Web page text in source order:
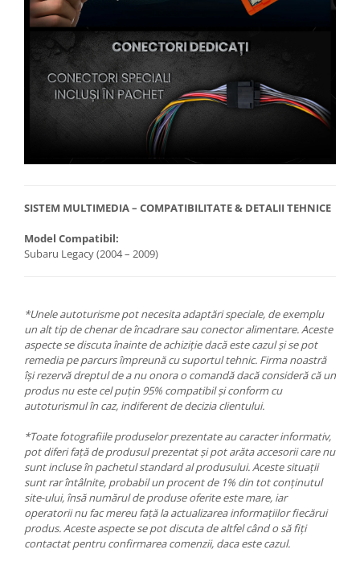
SISTEM MULTIMEDIA – COMPATIBILITATE & DETALII TEHNICE
Model Compatibil:
Subaru Legacy (2004 – 2009)
*Unele autoturisme pot necesita adaptări speciale, de exemplu
un alt tip de chenar de încadrare sau conector alimentare. Aceste
aspecte se discuta înainte de achiziție dacă este cazul și se pot
remedia pe parcurs împreună cu suportul tehnic. Firma noastră
își rezervă dreptul de a nu onora o comandă dacă consideră că un
produs nu este cel puțin 95% compatibil și conform cu
autoturismul în caz, indiferent de decizia clientului.
*Toate fotografiile produselor prezentate au caracter informativ,
pot diferi față de produsul prezentat și pot arăta accesorii care nu
sunt incluse în pachetul standard al produsului. Aceste situații
sunt rar întâlnite, probabil un procent de 1% din tot conținutul
site-ului, însă numărul de produse oferite este mare, iar
operatorii nu fac mereu față la actualizarea informațiilor fiecărui
produs. Aceste aspecte se pot discuta de altfel când o să fiți
contactat pentru confirmarea comenzii, daca este cazul.